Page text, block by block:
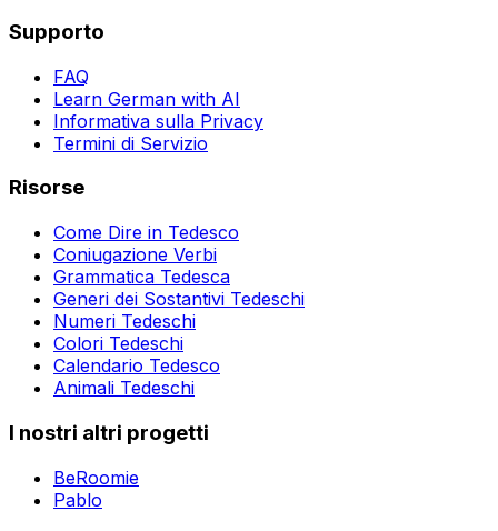
Supporto
FAQ
Learn German with AI
Informativa sulla Privacy
Termini di Servizio
Risorse
Come Dire in Tedesco
Coniugazione Verbi
Grammatica Tedesca
Generi dei Sostantivi Tedeschi
Numeri Tedeschi
Colori Tedeschi
Calendario Tedesco
Animali Tedeschi
I nostri altri progetti
BeRoomie
Pablo